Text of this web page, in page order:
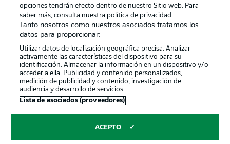
© 2026 Bundesliga-Gruppe GmbH
Elegir idioma
opciones tendrán efecto dentro de nuestro Sitio web. Para
saber más, consulta nuestra política de privacidad.
Tanto nosotros como nuestros asociados tratamos los
datos para proporcionar:
Utilizar datos de localización geográfica precisa. Analizar
activamente las características del dispositivo para su
identificación. Almacenar la información en un dispositivo y/o
acceder a ella. Publicidad y contenido personalizados,
medición de publicidad y contenido, investigación de
audiencia y desarrollo de servicios.
Lista de asociados (proveedores)
ACEPTO